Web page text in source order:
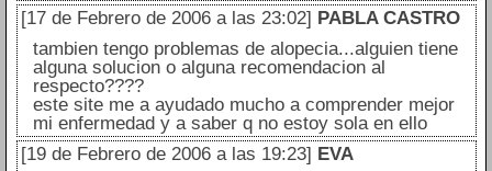
[17 de Febrero de 2006 a las 23:02] PABLA CASTRO
tambien tengo problemas de alopecia...alguien tiene
alguna solucion o alguna recomendacion al
respecto????
este site me a ayudado mucho a comprender mejor
mi enfermedad y a saber q no estoy sola en ello
[19 de Febrero de 2006 a las 19:23] EVA